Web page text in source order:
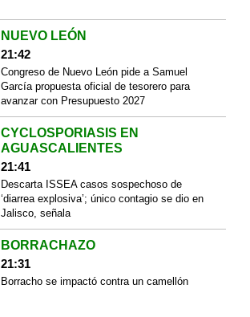
NUEVO LEÓN
21:42
Congreso de Nuevo León pide a Samuel
García propuesta oficial de tesorero para
avanzar con Presupuesto 2027
CYCLOSPORIASIS EN
AGUASCALIENTES
21:41
Descarta ISSEA casos sospechoso de
‘diarrea explosiva’; único contagio se dio en
Jalisco, señala
BORRACHAZO
21:31
Borracho se impactó contra un camellón